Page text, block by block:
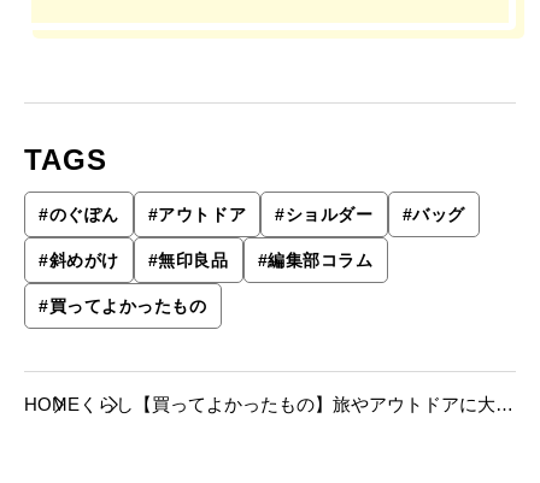
TAGS
#のぐぽん #アウトドア #ショルダー #バッグ
#斜めがけ #無印良品 #編集部コラム
#買ってよかったもの
HOME くらし
【買ってよかったもの】旅やアウトドアに大活